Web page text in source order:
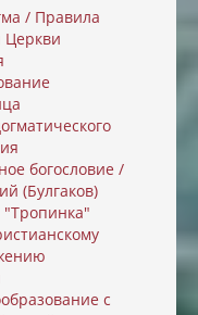
/ Правила
Церкви
богословие /
(Булгаков)
"Тропинка"
с